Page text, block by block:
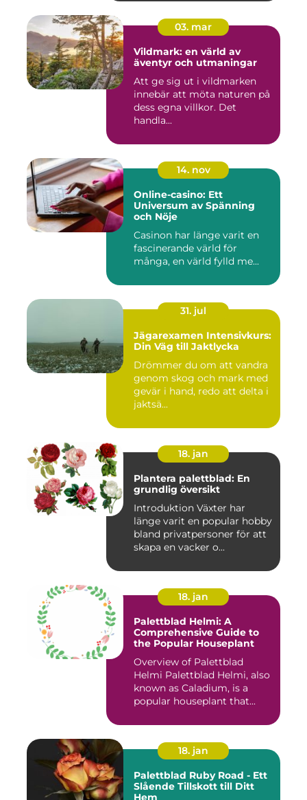
03. mar
Vildmark: en värld av
äventyr och utmaningar
Att ge sig ut i vildmarken
innebär att möta naturen på
dess egna villkor. Det
handla...
14. nov
Online-casino: Ett
Universum av Spänning
och Nöje
Casinon har länge varit en
fascinerande värld för
många, en värld fylld me...
31. jul
Jägarexamen Intensivkurs:
Din Väg till Jaktlycka
Drömmer du om att vandra
genom skog och mark med
gevär i hand, redo att delta i
jaktsä...
18. jan
Plantera palettblad: En
grundlig översikt
Introduktion Växter har
länge varit en popular hobby
bland privatpersoner för att
skapa en vacker o...
18. jan
Palettblad Helmi: A
Comprehensive Guide to
the Popular Houseplant
Overview of Palettblad
Helmi Palettblad Helmi, also
known as Caladium, is a
popular houseplant that...
18. jan
Palettblad Ruby Road - Ett
Slående Tillskott till Ditt
Hem